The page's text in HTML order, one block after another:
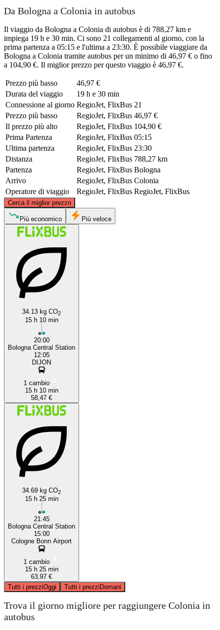
Da Bologna a Colonia in autobus
Il viaggio da Bologna a Colonia di autobus è di 788,27 km e
impiega 19 h e 30 min. Ci sono 21 collegamenti al giorno, con la
prima partenza a 05:15 e l'ultima a 23:30. È possibile viaggiare da
Bologna a Colonia tramite autobus per un minimo di 46,97 € o fino
a 104,90 €. Il miglior prezzo per questo viaggio è 46,97 €.
Prezzo più basso
46,97 €
Durata del viaggio
19 h e 30 min
Connessione al giorno RegioJet, FlixBus 21
Prezzo più basso
RegioJet, FlixBus 46,97 €
Il prezzo più alto
RegioJet, FlixBus 104,90 €
Prima Partenza
RegioJet, FlixBus 05:15
Ultima partenza
RegioJet, FlixBus 23:30
Distanza
RegioJet, FlixBus 788,27 km
Partenza
RegioJet, FlixBus Bologna
Arrivo
RegioJet, FlixBus Colonia
Operatore di viaggio
RegioJet, FlixBus RegioJet, FlixBus
Cerca il miglior prezzo
Cologne
©CARTO , ©OpenStreetMapcontributors
Più economico Più veloce
34.13 kg CO2
15 h 10 min
20:00
Bologna Central Station
12:05
DIJON
1 cambio
15 h 10 min
58,47 €
34.69 kg CO2
15 h 25 min
21:45
Bologna Central Station
15:00
Cologne Bonn Airport
1 cambio
15 h 25 min
63,97 €
Tutti i prezziOggi Tutti i prezziDomani
Trova il giorno migliore per raggiungere Colonia in
autobus